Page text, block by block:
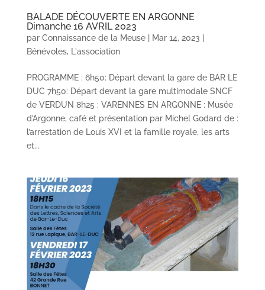
BALADE DÉCOUVERTE EN ARGONNE
Dimanche 16 AVRIL 2023
par Connaissance de la Meuse| Mar 14, 2023
Bénévoles, L'association
PROGRAMME : 6h50: Départ devant la gare de BAR LE
DUC 7h50: Départ devant la gare multimodale SNCF
de VERDUN 8h25 : VARENNES EN ARGONNE : Musée
d’Argonne, café et présentation par Michel Godard de :
l’arrestation de Louis XVI et la famille royale, les arts
et...